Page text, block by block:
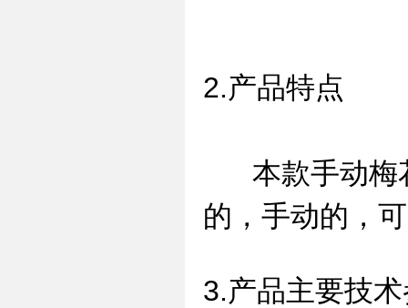
2.产品特点
本款手动梅
的，手动的，
3.产品主要技